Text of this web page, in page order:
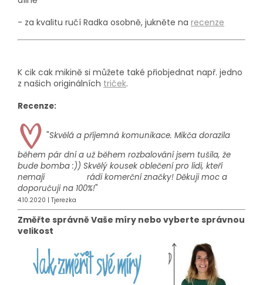
- za kvalitu ručí Radka osobně, jukněte na recenze
K cik cak mikině si můžete také přiobjednat např. jedno
z našich originálních triček.
Recenze:
"Skvělá a příjemná komunikace. Mikča dorazila
během pár dní a už během rozbalování jsem tušila, že
bude bomba :)) Skvělý kousek oblečení pro lidi, kteří
nemají rádi komerční značky! Děkuji moc a
doporučuji na 100%!"
4.10.2020 | Tjerezka
Změřte správně Vaše míry nebo vyberte správnou
velikost